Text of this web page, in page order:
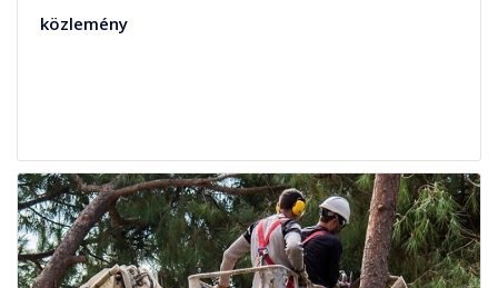
közlemény